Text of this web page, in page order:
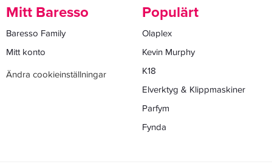
Mitt Baresso
Baresso Family
Mitt konto
Ändra cookieinställningar
Populärt
Olaplex
Kevin Murphy
K18
Elverktyg & Klippmaskiner
Parfym
Fynda